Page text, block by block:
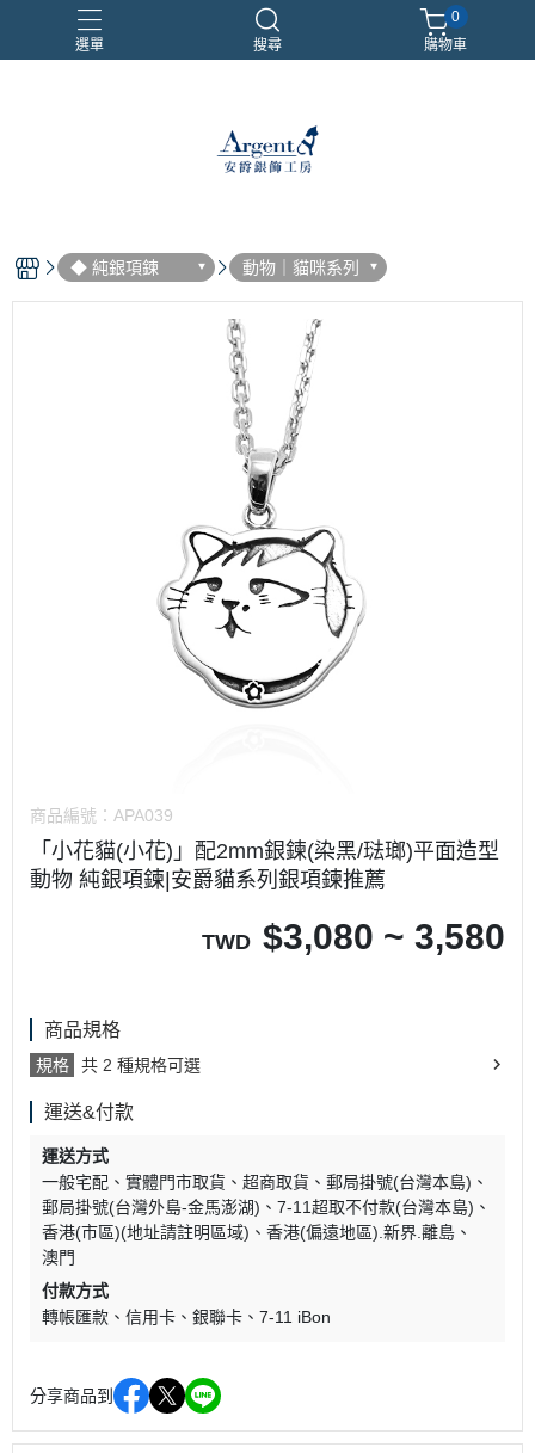
選單 搜尋
扁鍊 照片項鍊
0
購物車
◆ 純銀項鍊 動物｜貓咪系列
商品編號： APA039
「小花貓(小花)」配2mm銀鍊(染黑/琺瑯)平面造型
動物 純銀項鍊|安爵貓系列銀項鍊推薦
TWD $3,080 ~ 3,580
商品規格
規格 共 2 種規格可選
運送&付款
運送方式
一般宅配
實體門市取貨 超商取貨
郵局掛號(台灣本島)
郵局掛號(台灣外島-金馬澎湖)
7-11超取不付款(台灣本島)
香港(市區)(地址請註明區域)
香港(偏遠地區).新界.離島
澳門
付款方式
轉帳匯款
信用卡 銀聯卡 7-11 iBon
分享商品到